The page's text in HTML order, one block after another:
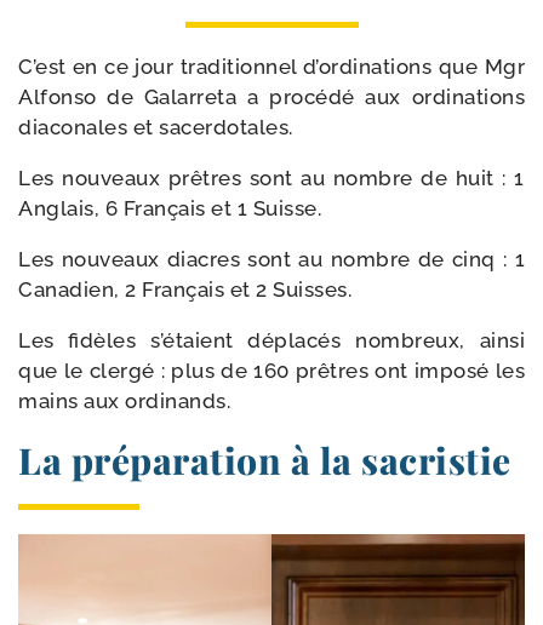
C’est en ce jour tra­di­tion­nel d’ordinations que Mgr
Alfonso de Galarreta a pro­cé­dé aux ordi­na­tions
dia­co­nales et sacerdotales.
Les nou­veaux prêtres sont au nombre de huit : 1
Anglais, 6 Français et 1 Suisse.
Les nou­veaux diacres sont au nombre de cinq : 1
Canadien, 2 Français et 2 Suisses.
Les fidèles s’étaient dépla­cés nom­breux, ain­si
que le cler­gé : plus de 160 prêtres ont impo­sé les
mains aux ordinands.
La préparation à la sacristie